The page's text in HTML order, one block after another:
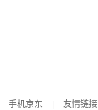
手机京东 友情链接